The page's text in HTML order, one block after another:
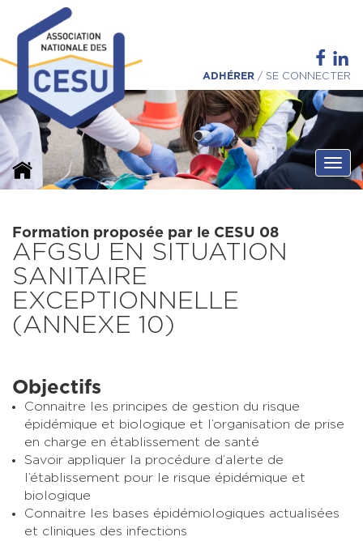
ADHÉRER / SE CONNECTER
Formation proposée par le CESU 08
AFGSU EN SITUATION
SANITAIRE
EXCEPTIONNELLE
(ANNEXE 10)
Objectifs
Connaitre les principes de gestion du risque
épidémique et biologique et l’organisation de prise
en charge en établissement de santé
Savoir appliquer la procédure d’alerte de
l’établissement pour le risque épidémique et
biologique
Connaitre les bases épidémiologiques actualisées
et cliniques des infections